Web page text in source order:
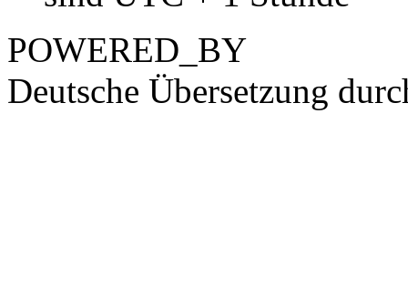
POWERED_BY
Deutsche Übersetzung